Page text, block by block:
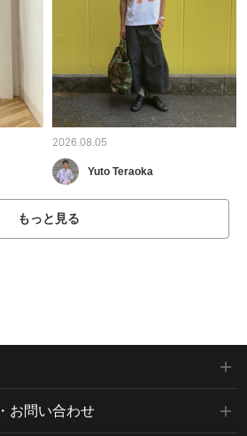
2026.08.05
Yuto Teraoka
もっと見る
お問い合わせ